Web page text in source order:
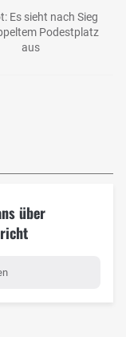
Es sieht nach Sieg
Podestplatz
aus
über